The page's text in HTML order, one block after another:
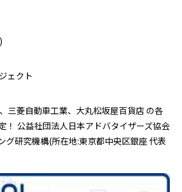
ェクト
三菱自動車工業、大丸松坂屋百貨店 の各
！ 公益社団法人日本アドバタイザーズ協会
グ研究機構(所在地:東京都中央区銀座 代表